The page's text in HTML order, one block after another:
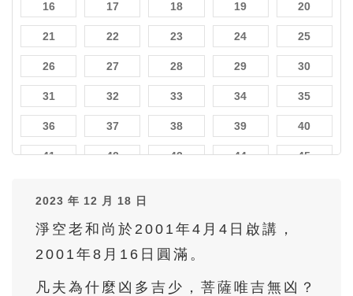
16 17 18 19 20
21 22 23 24 25
26 27 28 29 30
31 32 33 34 35
36 37 38 39 40
41 42 43 44 45
57 58
2023 年 12 月 18 日
淨空老和尚於2001年4月4日啟講，
2001年8月16日圓滿。
凡夫為什麼凶多吉少，菩薩唯吉無凶？